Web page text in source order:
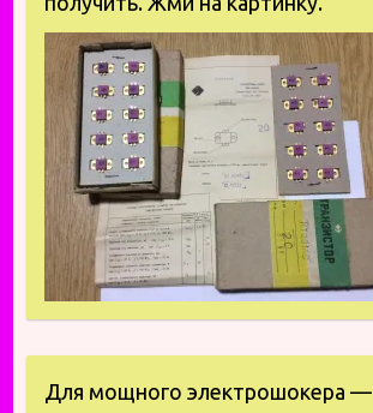
Для мощного электрошокера —